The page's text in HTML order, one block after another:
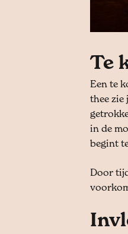
Te
Een te
thee zie
in de
begint
Door